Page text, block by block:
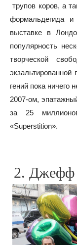
трупов коров, а
формальдегида и
выставке в
популярность
творческой
гений пока ничего
2007-ом,
за 25
«Superstition».
2. Джефф